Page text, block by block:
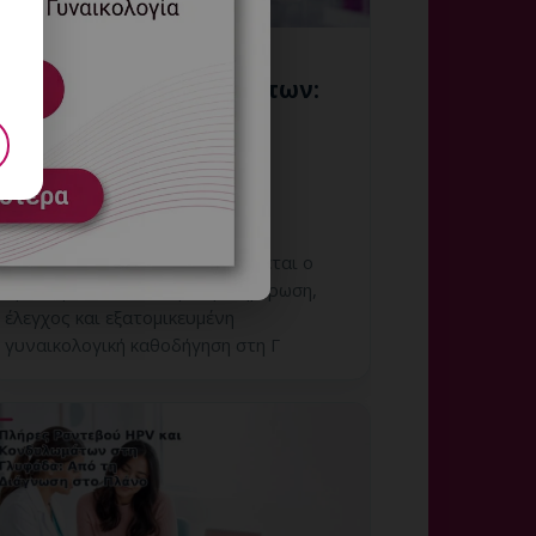
Ευαίσθητο Δέρμα και
Θεραπεία Κονδυλωμάτων:
Πώς Περιορίζεται ο
Ερεθισμός;
8 Αυγούστου, 2026
Ευαίσθητο Δέρμα και Θεραπεία
Κονδυλωμάτων: Πώς Περιορίζεται ο
Ερεθισμός; Εξειδικευμένη ενημέρωση,
έλεγχος και εξατομικευμένη
γυναικολογική καθοδήγηση στη Γ